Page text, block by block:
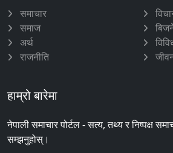
समाचार
समाज
अर्थ
राजनीति
हाम्रो बारेमा
नेपाली समाचार पोर्टल - सत्य, तथ्य र निष्पक्ष
सम्झनुहोस्।